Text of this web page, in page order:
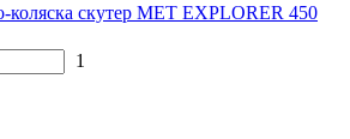
коляска скутер MET EXPLORER 450
1